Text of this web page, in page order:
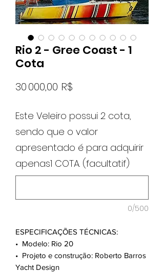
Rio 2 - Gree Coast - 1
Cota
30 000,00 R$
Este Veleiro possui 2 cota,
sendo que o valor
apresentado é para adquirir
apenas1 COTA. (facultatif)
0/500
ESPECIFICAÇÕES TÉCNICAS:
•⁠ ⁠Modelo: Rio 20
•⁠ ⁠Projeto e construção: Roberto Barros
Yacht Design